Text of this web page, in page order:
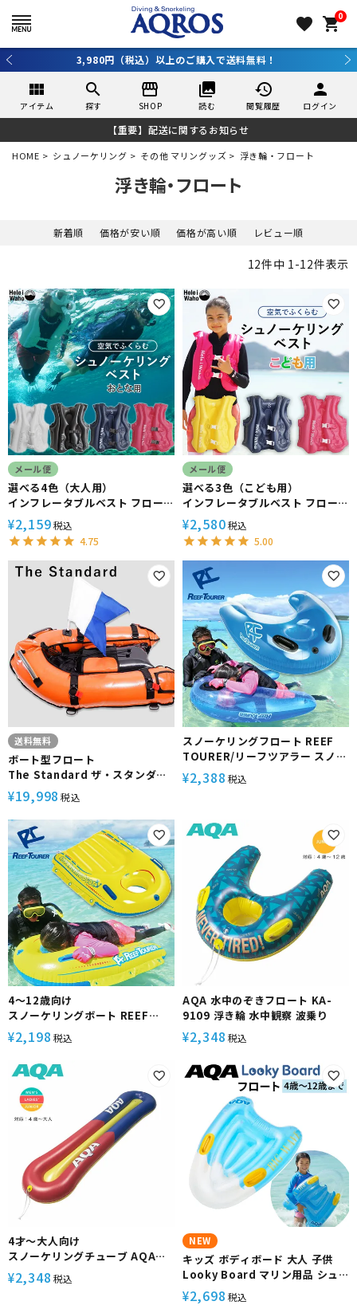
favorite 0
shopping_cart
3,980円（税込）以上のご購入で送料無料！
view_module
アイテム
search
探す
storefront
SHOP
collections
読む
history
閲覧履歴
person
ログイン
【重要】配送に関するお知らせ
HOME シュノーケリング その他 マリングッズ 浮き輪・フロート
浮き輪・フロート
新着順 価格が安い順 価格が高い順 レビュー順
12件中 1-12件表示
メール便
選べる4色（大人用）
インフレータブルベスト フロー
ティングベスト シュノーケリン
グ ライフジャケット 大人用
HeleiWaho/ヘレイワホ
¥2,159税込
4.75
メール便
選べる3色（こども用）
インフレータブルベスト フロー
ティングベスト シュノーケリン
グ ライフジャケット 子供用
HeleiWaho/ヘレイワホ
¥2,580税込
5.00
送料無料
ボート型フロート
The Standard ザ・スタンダー
ド ダイビング フリーダイビング
スピアフィッシング
¥19,998 税込
スノーケリングフロート REEF
TOURER/リーフツアラー スノー
ケリングフロート RA0501|スノ
ーケル シュノーケル シュノーケ
中観察 大人 子供 子ども こども
¥2,388 税込
4～12歳向け
スノーケリングボート REEF
TOURER/リーフツアラー
RA0504 シュノーケリング 水中
観察 ボート フロート 浮き輪
¥2,198 税込
AQA 水中のぞきフロート KA-
9109 浮き輪 水中観察 波乗り
¥2,348 税込
4才～大人向け
スノーケリングチューブ AQA
KA-9110
¥2,348 税込
NEW
キッズ ボディボード 大人 子供
Looky Board マリン用品 シュ
ノーケリング スノーケリング 小
物入れ プール 海水浴 ビーチ レジ
¥2,698 税込